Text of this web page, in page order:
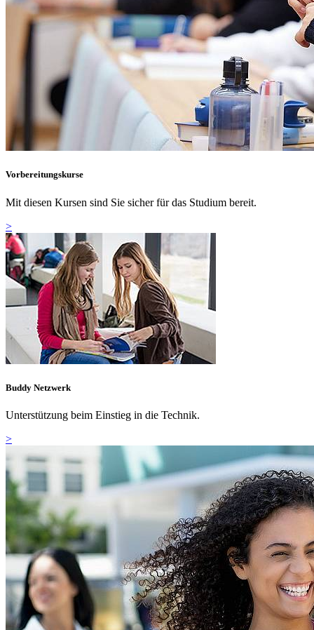
Vorbereitungskurse
Mit diesen Kursen sind Sie sicher für das Studium bereit.
>
Buddy Netzwerk
Unterstützung beim Einstieg in die Technik.
>